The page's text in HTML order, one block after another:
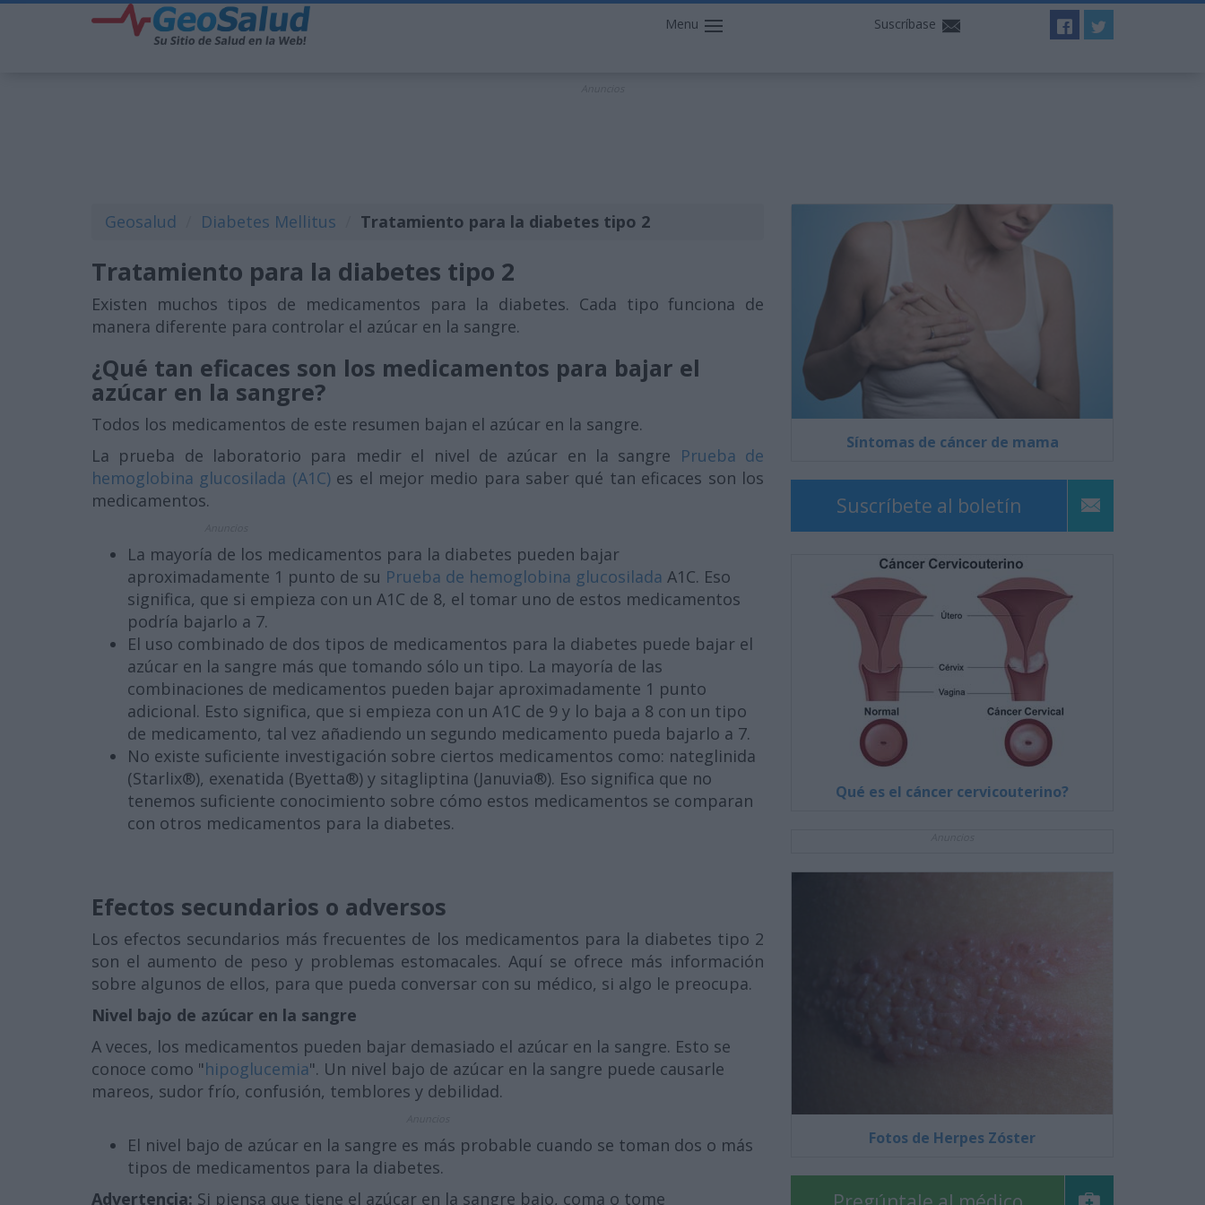
Menu Suscríbase
Geosalud Diabetes Mellitus Tratamiento para la diabetes tipo 2
Tratamiento para la diabetes tipo 2
Existen muchos tipos de medicamentos para la diabetes. Cada tipo funciona de
manera diferente para controlar el azúcar en la sangre.
¿Qué tan eficaces son los medicamentos para bajar el
azúcar en la sangre?
Todos los medicamentos de este resumen bajan el azúcar en la sangre.
La prueba de laboratorio para medir el nivel de azúcar en la sangre Prueba de
hemoglobina glucosilada (A1C) es el mejor medio para saber qué tan eficaces son los
medicamentos.
La mayoría de los medicamentos para la diabetes pueden bajar
aproximadamente 1 punto de su Prueba de hemoglobina glucosilada A1C. Eso
significa, que si empieza con un A1C de 8, el tomar uno de estos medicamentos
podría bajarlo a 7.
El uso combinado de dos tipos de medicamentos para la diabetes puede bajar el
azúcar en la sangre más que tomando sólo un tipo. La mayoría de las
combinaciones de medicamentos pueden bajar aproximadamente 1 punto
adicional. Esto significa, que si empieza con un A1C de 9 y lo baja a 8 con un tipo
de medicamento, tal vez añadiendo un segundo medicamento pueda bajarlo a 7.
No existe suficiente investigación sobre ciertos medicamentos como: nateglinida
(Starlix®), exenatida (Byetta®) y sitagliptina (Januvia®). Eso significa que no
tenemos suficiente conocimiento sobre cómo estos medicamentos se comparan
con otros medicamentos para la diabetes.
Efectos secundarios o adversos
Los efectos secundarios más frecuentes de los medicamentos para la diabetes tipo 2
son el aumento de peso y problemas estomacales. Aquí se ofrece más información
sobre algunos de ellos, para que pueda conversar con su médico, si algo le preocupa.
Nivel bajo de azúcar en la sangre
A veces, los medicamentos pueden bajar demasiado el azúcar en la sangre. Esto se
conoce como "hipoglucemia". Un nivel bajo de azúcar en la sangre puede causarle
mareos, sudor frío, confusión, temblores y debilidad.
El nivel bajo de azúcar en la sangre es más probable cuando se toman dos o más
tipos de medicamentos para la diabetes.
Advertencia: Si piensa que tiene el azúcar en la sangre bajo, coma o tome
Síntomas de cáncer de mama
Suscríbete al boletín
Qué es el cáncer cervicouterino?
Fotos de Herpes Zóster